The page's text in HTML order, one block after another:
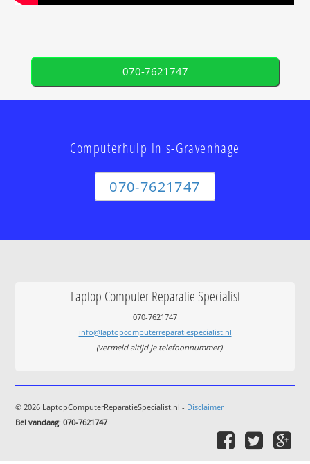
070-7621747
Computerhulp in s-Gravenhage
070-7621747
Laptop Computer Reparatie Specialist
070-7621747
info@laptopcomputerreparatiespecialist.nl
(vermeld altijd je telefoonnummer)
© 2026 LaptopComputerReparatieSpecialist.nl - Disclaimer
Bel vandaag:070-7621747